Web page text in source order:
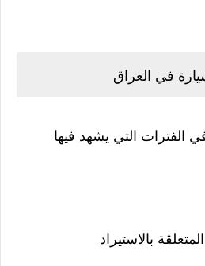
في العراق
الفترات التي يشهد فيها
بالاستيراد